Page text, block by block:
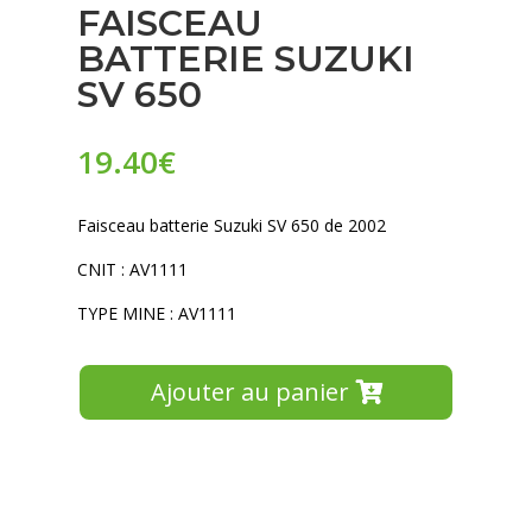
FAISCEAU
BATTERIE SUZUKI
SV 650
19.40€
Faisceau batterie Suzuki SV 650 de 2002
CNIT : AV1111
TYPE MINE : AV1111
Ajouter au panier